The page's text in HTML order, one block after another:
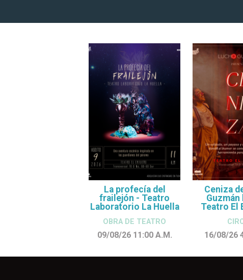
La profecía del
frailejón - Teatro
Laboratorio La Huella
OBRA DE TEATRO
09/08/26 11:00 A.M.
Ceniza
Guzmán
Teatro El
16/08/26